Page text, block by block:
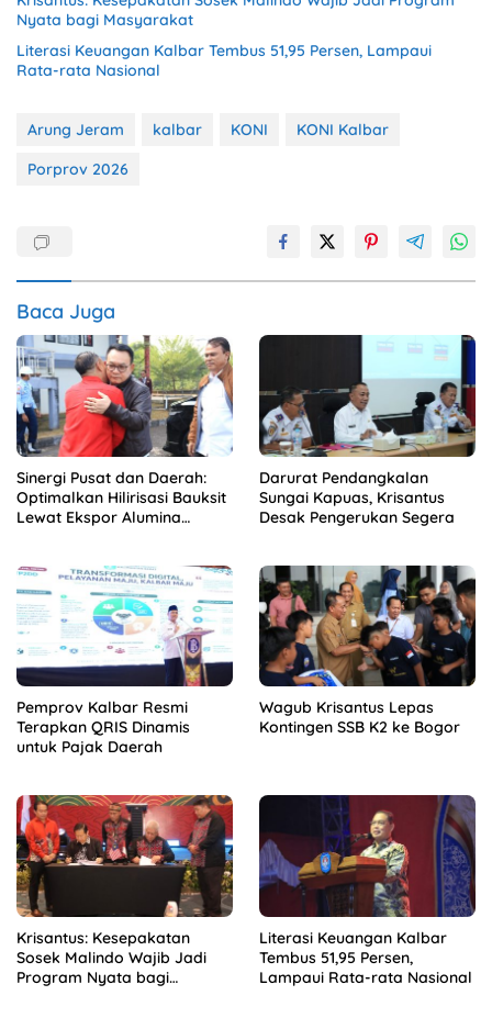
Nyata bagi Masyarakat
Literasi Keuangan Kalbar Tembus 51,95 Persen, Lampaui
Rata-rata Nasional
Arung Jeram kalbar KONI
KONI Kalbar
Porprov 2026
Baca Juga
Sinergi Pusat dan Daerah:
Optimalkan Hilirisasi Bauksit
Lewat Ekspor Alumina
Darurat Pendangkalan
Sungai Kapuas, Krisantus
Desak Pengerukan Segera
Pemprov Kalbar Resmi
Terapkan QRIS Dinamis
untuk Pajak Daerah
Wagub Krisantus Lepas
Kontingen SSB K2 ke Bogor
Krisantus: Kesepakatan
Sosek Malindo Wajib Jadi
Program Nyata bagi
Literasi Keuangan Kalbar
Tembus 51,95 Persen,
Lampaui Rata-rata Nasional